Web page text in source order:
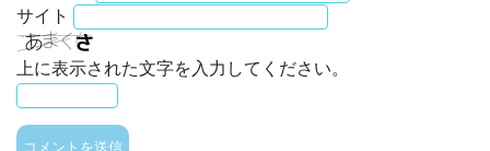
サイト
上に表示された文字を入力してください。